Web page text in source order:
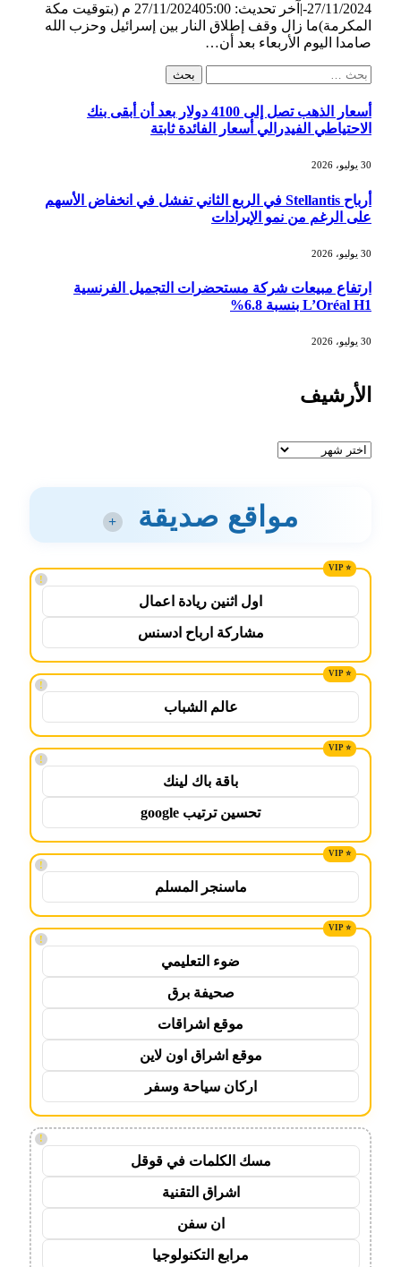
27/11/2024-|آخر تحديث: 27/11/202405:00 م (بتوقيت مكة
المكرمة)ما زال وقف إطلاق النار بين إسرائيل وحزب الله
صامدا اليوم الأربعاء بعد أن…
البحث
أسعار الذهب تصل إلى 4100 دولار بعد أن أبقى بنك
الاحتياطي الفيدرالي أسعار الفائدة ثابتة
30 يوليو، 2026
أرباح Stellantis في الربع الثاني تفشل في انخفاض الأسهم
على الرغم من نمو الإيرادات
30 يوليو، 2026
ارتفاع مبيعات شركة مستحضرات التجميل الفرنسية
L’Oréal H1 بنسبة 6.8%
30 يوليو، 2026
الأرشيف
الأرشيف
مواقع صديقة +
!
اول اثنين ريادة اعمال
مشاركة ارباح ادسنس
!
عالم الشباب
!
باقة باك لينك
تحسين ترتيب google
!
ماسنجر المسلم
!
ضوء التعليمي
صحيفة برق
موقع اشراقات
موقع اشراق اون لاين
اركان سياحة وسفر
!
مسك الكلمات في قوقل
اشراق التقنية
ان سفن
مرابع التكنولوجيا